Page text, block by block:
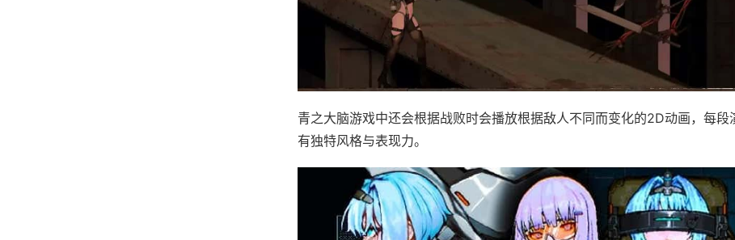
青之大脑游戏中还会根据战败时会播放根据敌人不同而变化的2D动画，每段
有独特风格与表现力。